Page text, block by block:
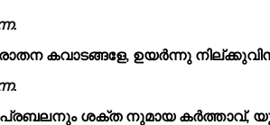
കവാടങ്ങളേ, ഉയർന്നു നില്ക്കുവിൻ,
ശക്ത നുമായ കർത്താവ്,